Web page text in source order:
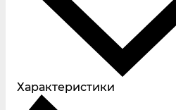
Характеристики